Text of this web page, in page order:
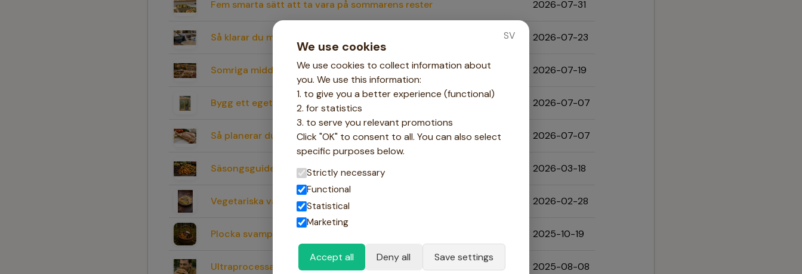
Fem smarta sätt att ta vara på sommarens rester 2026-07-31
Så klarar du maten under rötmånaden 2026-07-23
Somriga middagar med grill och säsongens grönsaker 2026-07-19
Bygg ett eget växthus och odla tomater, chili och gurka 2026-07-07
Så planerar du veckans middagar utan att tröttna 2026-07-07
Säsongsguide: vad är billigt just nu i butik – och vad lagar man? 2026-03-18
Vegetariska vardagsfavoriter för köttätare 2026-02-28
Plocka svamp – höstens bästa äventyr för hela familjen 2025-10-19
Ultraprocessad mat – vad är det och hur mycket äter vi egentligen? 2025-08-08
SV
We use cookies
We use cookies to collect information about
you. We use this information:
1. to give you a better experience (functional)
2. for statistics
3. to serve you relevant promotions
Click "OK" to consent to all. You can also select
specific purposes below.
Strictly necessary
Functional
Statistical
Marketing
Accept all Deny all Save settings